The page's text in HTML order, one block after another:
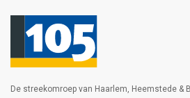
De streekomroep van Haarlem, Heemstede &